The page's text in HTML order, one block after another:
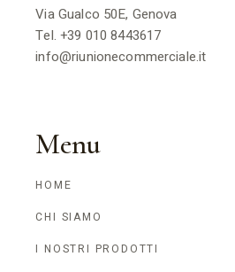
Via Gualco 50E, Genova
Tel.+39 010 8443617
info@riunionecommerciale.it
Menu
HOME
CHI SIAMO
I NOSTRI PRODOTTI